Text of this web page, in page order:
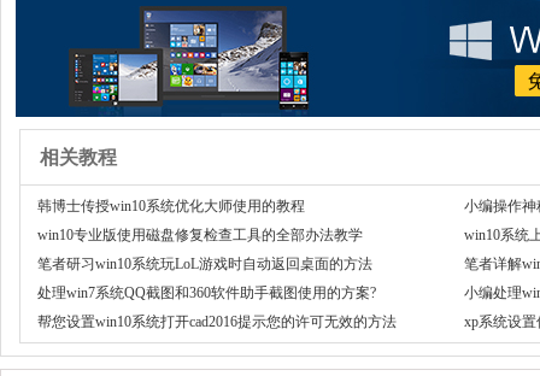
相关教程
韩博士传授win10系统优化大师使用的教程
小编操作
法
win10专业版使用磁盘修复检查工具的全部办法教学
win10系统
笔者研习win10系统玩LoL游戏时自动返回桌面的方法
笔者详解
处理win7系统QQ截图和360软件助手截图使用的方案?
小编处理
帮您设置win10系统打开cad2016提示您的许可无效的方法
xp系统设